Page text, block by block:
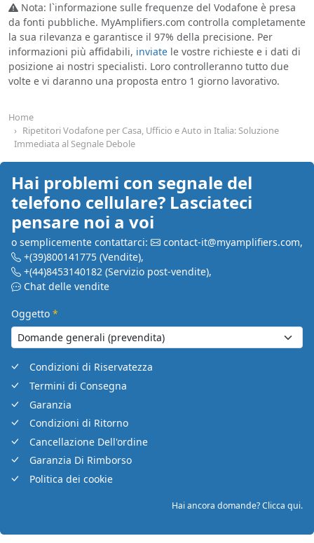
Nota: l`informazione sulle frequenze del Vodafone è presa
da fonti pubbliche. MyAmplifiers.com controlla completamente
la sua rilevanza e garantisce il 97% della precisione. Per
informazioni più affidabili, inviate le vostre richieste e i dati di
posizione ai nostri specialisti. Loro controlleranno tutto due
volte e vi daranno una proposta entro 1 giorno lavorativo.
Home
Ripetitori Vodafone per Casa, Ufficio e Auto in Italia: Soluzione
Immediata al Segnale Debole
Hai problemi con segnale del
telefono cellulare? Lasciateci
pensare noi a voi
o semplicemente contattarci: contact-it@myamplifiers.com,
+(39)800141775 (Vendite),
+(44)8453140182 (Servizio post-vendite),
Chat delle vendite
Oggetto *
Condizioni di Riservatezza
Termini di Consegna
Garanzia
Condizioni di Ritorno
Cancellazione Dell'ordine
Garanzia Di Rimborso
Politica dei cookie
Hai ancora domande? Clicca qui.